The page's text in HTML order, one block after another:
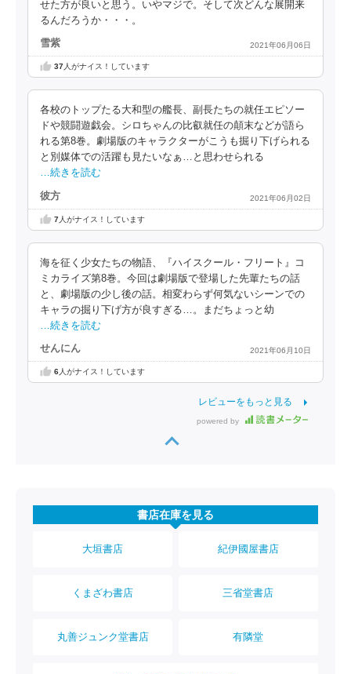
せた方が良いと思う。いやマジで。そして次どんな展開来
るんだろうか・・・。
雪紫 2021年06月06日
37人がナイス！しています
各校のトップたる大和型の艦長、副長たちの就任エピソー
ドや競闘遊戯会。シロちゃんの比叡就任の顛末などが語ら
れる第8巻。劇場版のキャラクターがこうも掘り下げられる
と別媒体での活躍も見たいなぁ…と思わせられる
…続きを読む
彼方 2021年06月02日
7人がナイス！しています
海を征く少女たちの物語、『ハイスクール・フリート』コ
ミカライズ第8巻。今回は劇場版で登場した先輩たちの話
と、劇場版の少し後の話。相変わらず何気ないシーンでの
キャラの掘り下げ方が良すぎる…。まだちょっと幼
…続きを読む
せんにん 2021年06月10日
6人がナイス！しています
レビューをもっと見る
powered by
書店在庫を見る
大垣書店 紀伊國屋書店
くまざわ書店 三省堂書店
丸善ジュンク堂書店 有隣堂